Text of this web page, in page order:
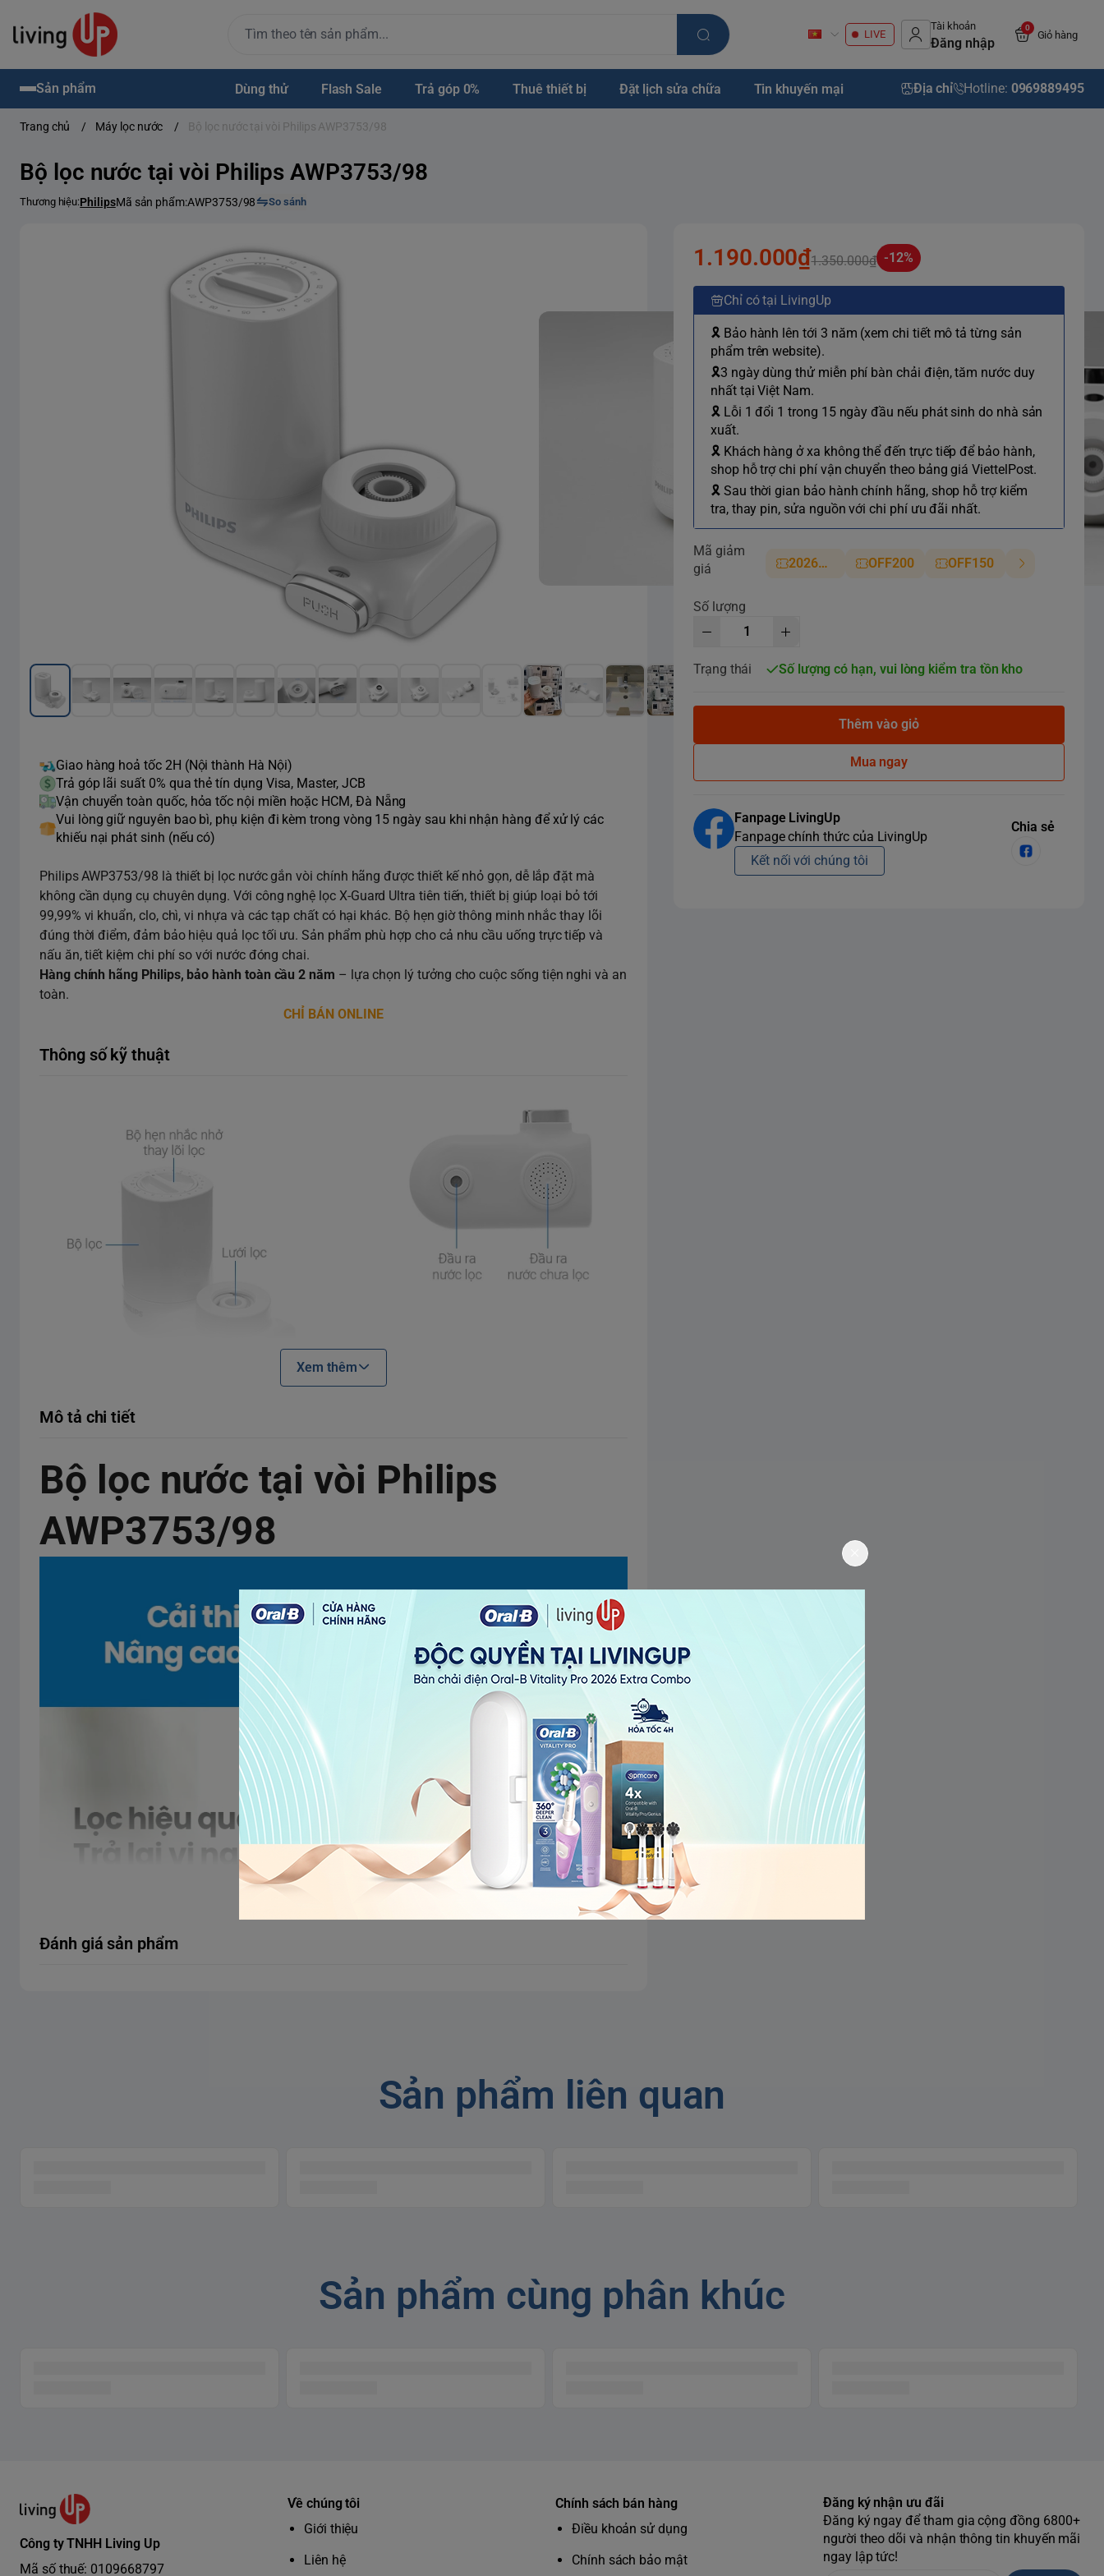
LIVE
Tài khoản
Đăng nhập
0
Giỏ hàng
Sản phẩm Dùng thử Flash Sale Trả góp 0% Thuê thiết bị Đặt lịch sửa chữa Tin khuyến mại Địa chỉ Hotline: 0969889495
Trang chủ / Máy lọc nước / Bộ lọc nước tại vòi Philips AWP3753/98
Bộ lọc nước tại vòi Philips AWP3753/98
Thương hiệu:PhilipsMã sản phẩm:AWP3753/98 So sánh
1.190.000₫1.350.000₫ -12%
Chỉ có tại LivingUp
🎗 Bảo hành lên tới 3 năm (xem chi tiết mô tả từng sản
phẩm trên website).
🎗3 ngày dùng thử miễn phí bàn chải điện, tăm nước duy
nhất tại Việt Nam.
🎗 Lỗi 1 đổi 1 trong 15 ngày đầu nếu phát sinh do nhà sản
xuất.
🎗 Khách hàng ở xa không thể đến trực tiếp để bảo hành,
shop hỗ trợ chi phí vận chuyển theo bảng giá ViettelPost.
🎗 Sau thời gian bảo hành chính hãng, shop hỗ trợ kiểm
tra, thay pin, sửa nguồn với chi phí ưu đãi nhất.
Mã giảm
giá
2026NM OFF200 OFF150
Số lượng
Trạng thái Số lượng có hạn, vui lòng kiểm tra tồn kho
Thêm vào giỏ
Mua ngay
Fanpage LivingUp
Fanpage chính thức của LivingUp
Kết nối với chúng tôi
Chia sẻ
Giao hàng hoả tốc 2H (Nội thành Hà Nội)
Trả góp lãi suất 0% qua thẻ tín dụng Visa, Master, JCB
Vận chuyển toàn quốc, hỏa tốc nội miền hoặc HCM, Đà Nẵng
Vui lòng giữ nguyên bao bì, phụ kiện đi kèm trong vòng 15 ngày sau khi nhận hàng để xử lý các
khiếu nại phát sinh (nếu có)
Philips AWP3753/98 là thiết bị lọc nước gắn vòi chính hãng được thiết kế nhỏ gọn, dễ lắp đặt mà
không cần dụng cụ chuyên dụng. Với công nghệ lọc X-Guard Ultra tiên tiến, thiết bị giúp loại bỏ tới
99,99% vi khuẩn, clo, chì, vi nhựa và các tạp chất có hại khác. Bộ hẹn giờ thông minh nhắc thay lõi
đúng thời điểm, đảm bảo hiệu quả lọc tối ưu. Sản phẩm phù hợp cho cả nhu cầu uống trực tiếp và
nấu ăn, tiết kiệm chi phí so với nước đóng chai.
Hàng chính hãng Philips, bảo hành toàn cầu 2 năm – lựa chọn lý tưởng cho cuộc sống tiện nghi và an
toàn.
CHỈ BÁN ONLINE
Thông số kỹ thuật
Điều kiện đối với nước đầu vào
Chất lượng nước đầu vào
Nước máy đô thị
Nhiệt độ nước đầu vào
0,15 – 0,35 MPa (Baro – đơn vị áp suất)
Thông số chung
1200 lít
1,6 lít/phút
Xuất xứ
Hộp lọc
Trung Quốc
Trung Quốc
Xem thêm
Mô tả chi tiết
Bộ lọc nước tại vòi Philips
AWP3753/98
Dòng nước tinh khiết ngọt mát
chưa lọc cho các nhu cầu như tắm, giặt hay vệ
sinh thông thường. Sự linh hoạt này giúp bạn
kiểm soát chi phí và chất lượng nước một cách
thông minh hơn.
gọi thợ đến nhà.
Đánh giá sản phẩm
Sản phẩm liên quan
Sản phẩm cùng phân khúc
Công ty TNHH Living Up
Mã số thuế: 0109668797
Về chúng tôi
Giới thiệu
Liên hệ
Chính sách bán hàng
Điều khoản sử dụng
Chính sách bảo mật
Đăng ký nhận ưu đãi
Đăng ký ngay để tham gia cộng đồng 6800+
người theo dõi và nhận thông tin khuyến mãi
ngay lập tức!